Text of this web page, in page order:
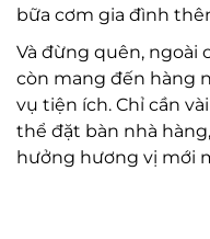
bữa cơm gia đình
Và đừng quên, ngoài
còn mang đến hàng
vụ tiện ích. Chỉ cần
thể đặt bàn nhà
hưởng hương vị mới